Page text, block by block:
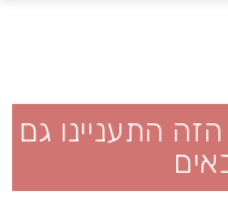
התעניינו גם